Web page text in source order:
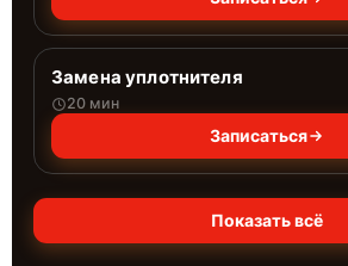
Замена уплотнителя
20 мин
Записаться
Показать всё